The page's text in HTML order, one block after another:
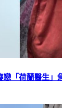
戀「荷蘭醫生